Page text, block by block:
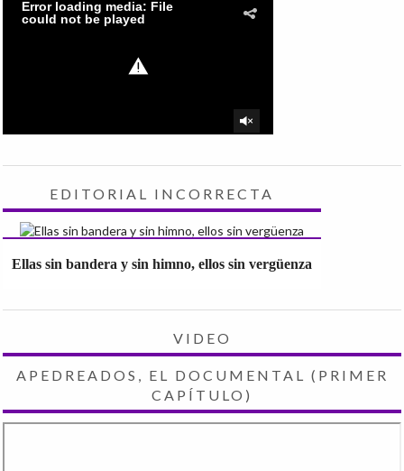
EDITORIAL INCORRECTA
Ellas sin bandera y sin himno, ellos sin vergüenza
VIDEO
APEDREADOS, EL DOCUMENTAL (PRIMER
CAPÍTULO)